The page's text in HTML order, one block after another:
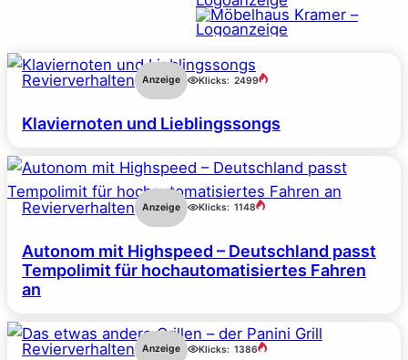
Revierverhalten Anzeige Klicks: 2499
Klaviernoten und Lieblingssongs
Revierverhalten Anzeige Klicks: 1148
Autonom mit Highspeed – Deutschland passt
Tempolimit für hochautomatisiertes Fahren
an
Revierverhalten Anzeige Klicks: 1386